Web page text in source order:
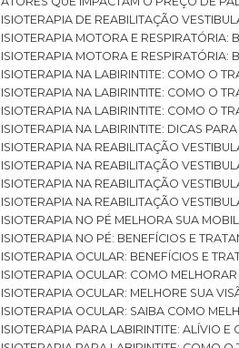
FISIOTERAPIA DE REABILITAÇÃO
FISIOTERAPIA MOTORA E RESPIRATÓRIA:
FISIOTERAPIA MOTORA E
FISIOTERAPIA NA LABIRINTITE: COMO O
FISIOTERAPIA NA LABIRINTITE: COMO O
FISIOTERAPIA NA LABIRINTITE: COMO O
FISIOTERAPIA NA LABIRINTITE: DICAS
FISIOTERAPIA NA REABILITAÇÃO
FISIOTERAPIA NA REABILITAÇÃO
FISIOTERAPIA NA REABILITAÇÃO
FISIOTERAPIA NA REABILITAÇÃO
FISIOTERAPIA NO PÉ MELHORA SUA
FISIOTERAPIA NO PÉ: BENEFÍCIOS E
FISIOTERAPIA OCULAR: BENEFÍCIOS E
FISIOTERAPIA OCULAR: COMO
FISIOTERAPIA OCULAR: MELHORE SUA
FISIOTERAPIA OCULAR: SAIBA COMO
FISIOTERAPIA PARA LABIRINTITE: ALÍVIO E